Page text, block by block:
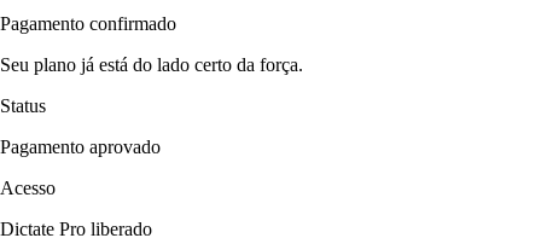
Pagamento confirmado
Seu plano já está do lado certo da força.
Status
Pagamento aprovado
Acesso
Dictate Pro liberado